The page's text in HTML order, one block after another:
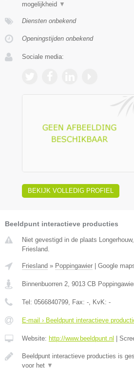
mogelijkheid ▼
Diensten onbekend
Openingstijden onbekend
Sociale media:
BEKIJK VOLLEDIG PROFIEL
Beeldpunt interactieve producties
Niet gevestigd in de plaats
Friesland.
Friesland » Poppingawier Google
Binnenbuorren 2, 9013 CB
Tel: 0566840799, Fax: -, KvK: -
E-mail › Beeldpunt interactieve
Website: http://www.beeldpunt.nl
Beeldpunt interactieve producties is
voor het ▼